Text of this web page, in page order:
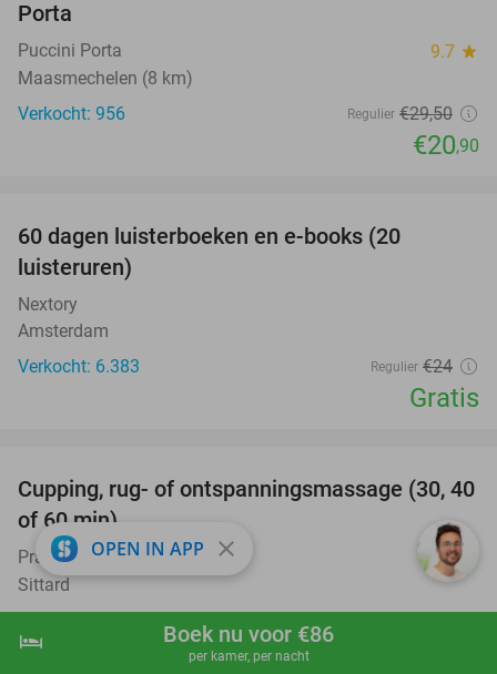
shopping_cart Boek nu
hotel Boek nu voor €86
per kamer, per nacht
Porta
Puccini Porta 9.7 star
Maasmechelen (8 km)
Verkocht: 956
Regulier €29,50
€20,90
60 dagen luisterboeken en e-books (20
luisteruren)
Nextory
Amsterdam
Verkocht: 6.383
Regulier €24
Gratis
60%
Cupping, rug- of ontspanningsmassage (30, 40
of 60 min)
Praktijk You Sound 10.0star
Sittard
OPEN IN APP close